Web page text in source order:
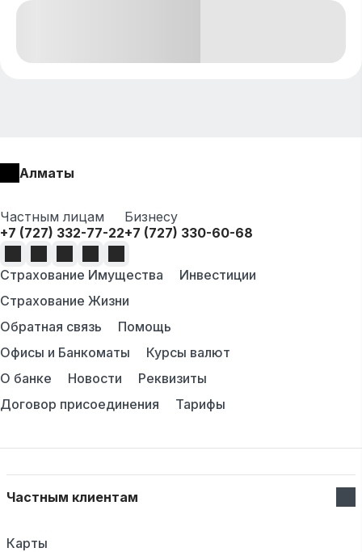
Алматы
Частным лицам
+7 (727) 332-77-22
Бизнесу
+7 (727) 330-60-68
Страхование Имущества
Инвестиции
Страхование Жизни
Обратная связь
Помощь
Офисы и Банкоматы
Курсы валют
О банке
Новости
Реквизиты
Договор присоединения
Тарифы
Частным клиентам
Карты